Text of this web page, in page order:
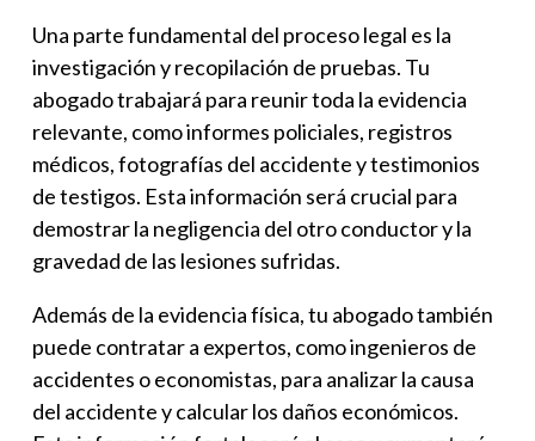
Una parte fundamental del proceso legal es la
investigación y recopilación de pruebas. Tu
abogado trabajará para reunir toda la evidencia
relevante, como informes policiales, registros
médicos, fotografías del accidente y testimonios
de testigos. Esta información será crucial para
demostrar la negligencia del otro conductor y la
gravedad de las lesiones sufridas.
Además de la evidencia física, tu abogado también
puede contratar a expertos, como ingenieros de
accidentes o economistas, para analizar la causa
del accidente y calcular los daños económicos.